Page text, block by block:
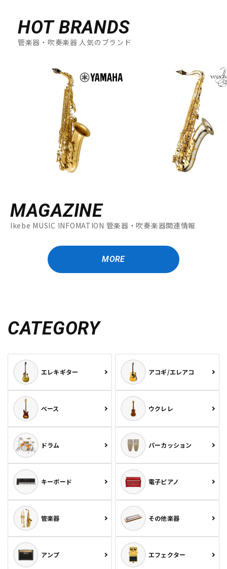
HOT BRANDS
管楽器・吹奏楽器 人気のブランド
MAGAZINE
Ikebe MUSIC INFOMATION 管楽器・吹奏楽器関連情報
MORE
CATEGORY
エレキギター アコギ/エレアコ
ベース ウクレレ
ドラム パーカッション
キーボード 電子ピアノ
管楽器 その他楽器
アンプ エフェクター